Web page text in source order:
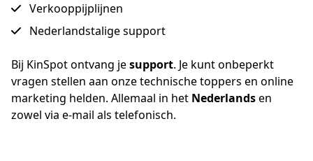
Verkooppijplijnen
Nederlandstalige support
Bij KinSpot ontvang je support. Je kunt onbeperkt
vragen stellen aan onze technische toppers en online
marketing helden. Allemaal in het Nederlands en
zowel via e-mail als telefonisch.